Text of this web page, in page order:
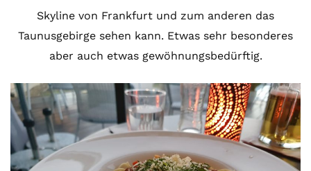
Skyline von Frankfurt und zum anderen das
Taunusgebirge sehen kann. Etwas sehr besonderes
aber auch etwas gewöhnungsbedürftig.